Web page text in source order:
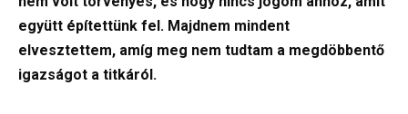
együtt építettünk fel. Majdnem mindent
elvesztettem, amíg meg nem tudtam a megdöbbentő
igazságot a titkáról.